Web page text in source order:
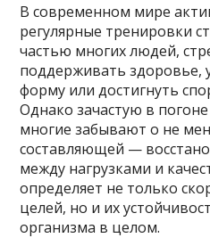
В современном мире
регулярные тренировки
частью многих людей,
поддерживать здоровье,
форму или достигнуть
Однако зачастую в
многие забывают о не
составляющей —
между нагрузками и
определяет не только
целей, но и их
организма в целом.